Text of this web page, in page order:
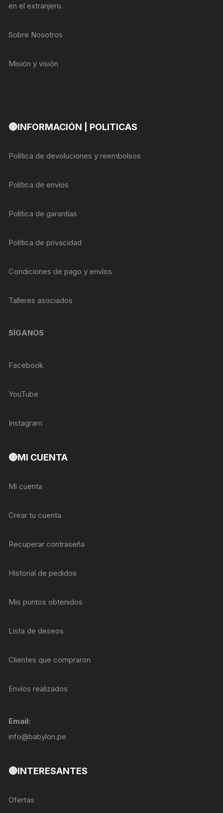
en el extranjero.
Sobre Nosotros
Misión y visión
🔴INFORMACIÓN | POLITICAS
Política de devoluciones y reembolsos
Política de envíos
Política de garantías
Política de privacidad
Condiciones de pago y envíos
Talleres asociados
SÍGANOS
Facebook
YouTube
Instagram
🔴MI CUENTA
Mi cuenta
Crear tu cuenta
Recuperar contraseña
Historial de pedidos
Mis puntos obtenidos
Lista de deseos
Clientes que compraron
Envíos realizados
Email:
info@babylon.pe
🔴INTERESANTES
Ofertas